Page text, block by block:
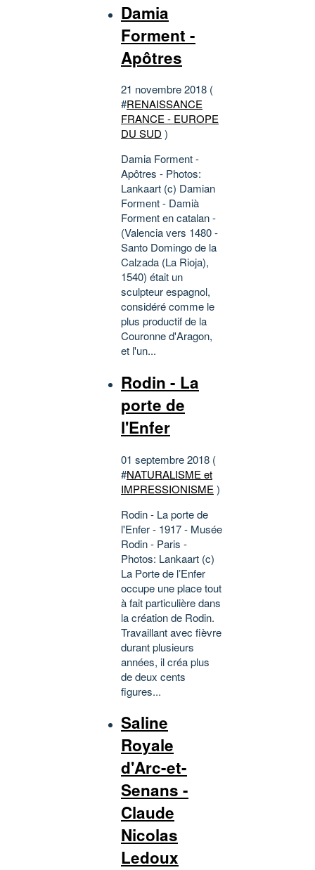
Damia
Forment -
Apôtres
21 novembre 2018 (
#RENAISSANCE
FRANCE - EUROPE
DU SUD )
Damia Forment -
Apôtres - Photos:
Lankaart (c) Damian
Forment - Damià
Forment en catalan -
(Valencia vers 1480 -
Santo Domingo de la
Calzada (La Rioja),
1540) était un
sculpteur espagnol,
considéré comme le
plus productif de la
Couronne d'Aragon,
et l'un...
Rodin - La
porte de
l'Enfer
01 septembre 2018 (
#NATURALISME et
IMPRESSIONISME )
Rodin - La porte de
l'Enfer - 1917 - Musée
Rodin - Paris -
Photos: Lankaart (c)
La Porte de l’Enfer
occupe une place tout
à fait particulière dans
la création de Rodin.
Travaillant avec fièvre
durant plusieurs
années, il créa plus
de deux cents
figures...
Saline
Royale
d'Arc-et-
Senans -
Claude
Nicolas
Ledoux